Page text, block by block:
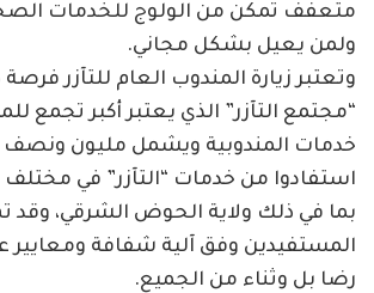
متعفف تمكن من الولوج للخدمات
ولمن يعيل بشكل مجاني.
وتعتبر زيارة المندوب العام للتآزر
“مجتمع التآزر” الذي يعتبر أكبر تجمع
خدمات المندوبية ويشمل مليون ونصف
استفادوا من خدمات “التآزر” في مختلف
بما في ذلك ولاية الحوض الشرقي، وقد تم
المستفيدين وفق آلية شفافة ومعايير
رضا بل وثناء من الجميع.